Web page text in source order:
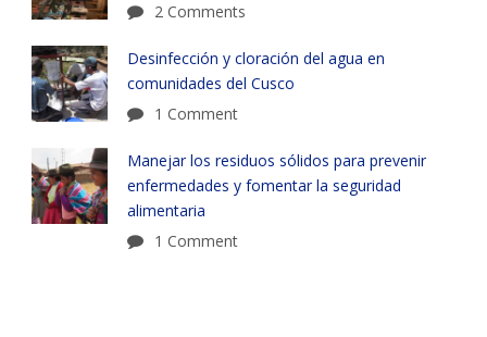
2 Comments
Desinfección y cloración del agua en
comunidades del Cusco
1 Comment
Manejar los residuos sólidos para prevenir
enfermedades y fomentar la seguridad
alimentaria
1 Comment